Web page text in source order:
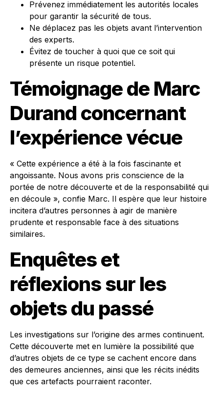
Prévenez immédiatement les autorités locales
pour garantir la sécurité de tous.
Ne déplacez pas les objets avant l’intervention
des experts.
Évitez de toucher à quoi que ce soit qui
présente un risque potentiel.
Témoignage de Marc
Durand concernant
l’expérience vécue
« Cette expérience a été à la fois fascinante et
angoissante. Nous avons pris conscience de la
portée de notre découverte et de la responsabilité qui
en découle », confie Marc. Il espère que leur histoire
incitera d’autres personnes à agir de manière
prudente et responsable face à des situations
similaires.
Enquêtes et
réflexions sur les
objets du passé
Les investigations sur l’origine des armes continuent.
Cette découverte met en lumière la possibilité que
d’autres objets de ce type se cachent encore dans
des demeures anciennes, ainsi que les récits inédits
que ces artefacts pourraient raconter.